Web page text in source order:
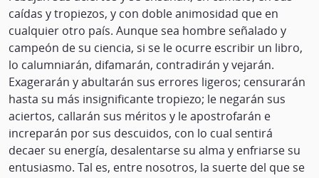
caídas y tropiezos, y con doble animosidad que en
cualquier otro país. Aunque sea hombre señalado y
campeón de su ciencia, si se le ocurre escribir un libro,
lo calumniarán, difamarán, contradirán y vejarán.
Exagerarán y abultarán sus errores ligeros; censurarán
hasta su más insignificante tropiezo; le negarán sus
aciertos, callarán sus méritos y le apostrofarán e
increparán por sus descuidos, con lo cual sentirá
decaer su energía, desalentarse su alma y enfriarse su
entusiasmo. Tal es, entre nosotros, la suerte del que se